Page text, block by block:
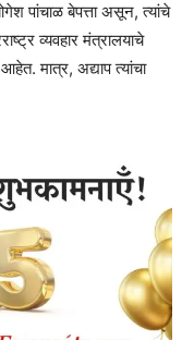
पांचाळ बेपत्ता असून, त्यांचे
व्यवहार मंत्रालयाचे
मात्र, अद्याप त्यांचा